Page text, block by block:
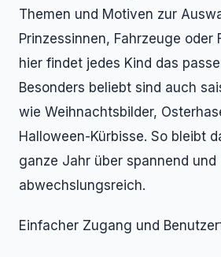
Themen und Motiven zur
Prinzessinnen, Fahrzeuge oder
hier findet jedes Kind das
Besonders beliebt sind auch
wie Weihnachtsbilder,
Halloween-Kürbisse. So bleibt
ganze Jahr über spannend und
abwechslungsreich.
Einfacher Zugang und